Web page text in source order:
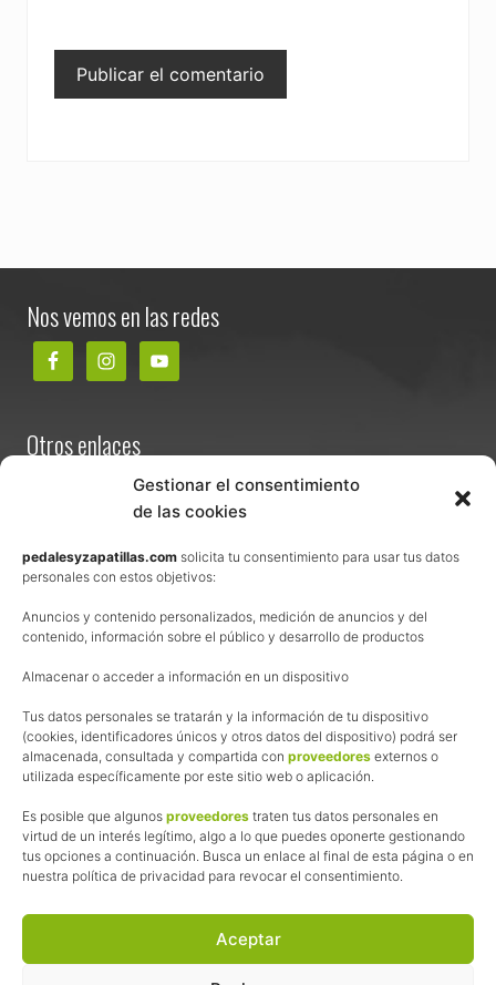
Gestionar el consentimiento
de las cookies
pedalesyzapatillas.com solicita tu consentimiento para usar tus datos
personales con estos objetivos:
Anuncios y contenido personalizados, medición de anuncios y del
contenido, información sobre el público y desarrollo de productos
Almacenar o acceder a información en un dispositivo
Tus datos personales se tratarán y la información de tu dispositivo
(cookies, identificadores únicos y otros datos del dispositivo) podrá ser
almacenada, consultada y compartida con proveedores externos o
utilizada específicamente por este sitio web o aplicación.
Es posible que algunos proveedores traten tus datos personales en
virtud de un interés legítimo, algo a lo que puedes oponerte gestionando
tus opciones a continuación. Busca un enlace al final de esta página o en
nuestra política de privacidad para revocar el consentimiento.
Aceptar
Nos vemos en las redes
Otros enlaces
Términos y condiciones de venta
Política de privacidad
Política de cookies
Afiliación
La web de Pedalesyzapatillas utiliza programas de afiliación.
¿Qué significa esto?
Cuando recomiendo algún producto, pongo enlaces a tiendas
online que utilizo y, por cada compra que realizas, me llevo
una comisión sin que a ti te cueste más dinero.
Esas comisiones me permiten seguir manteniendo esta web,
las inscripciones a muchas de las marchas para después